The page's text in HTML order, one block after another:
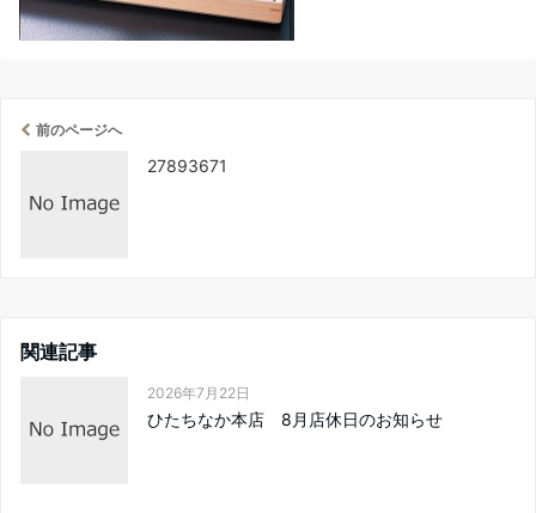
前のページへ
27893671
関連記事
2026年7月22日
ひたちなか本店 8月店休日のお知らせ